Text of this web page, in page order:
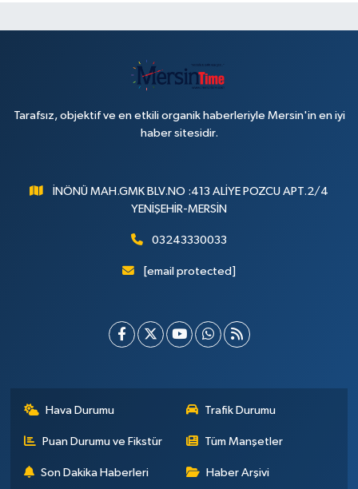
Tarafsız, objektif ve en etkili organik haberleriyle Mersin'in en iyi
haber sitesidir.
İNÖNÜ MAH.GMK BLV.NO :413 ALİYE POZCU APT.2/4
YENİŞEHİR-MERSİN
03243330033
[email protected]
Hava Durumu Trafik Durumu
Puan Durumu ve Fikstür Tüm Manşetler
Son Dakika Haberleri Haber Arşivi